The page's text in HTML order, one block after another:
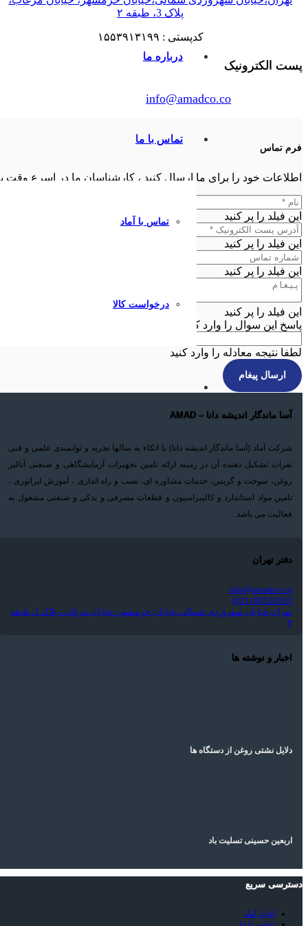
درباره ما
تماس با ما
تماس با آماد
درخواست کالا
پلاک 3، طبقه ۲
کدپستی : ۱۵۵۳۹۱۳۱۹۹
پست الکترونیک
info@amadco.co
فرم تماس
اطلاعات خود را برای ما ارسال کنید ، کارشناسان ما در اسرع
این فیلد را پر کنید
این فیلد را پر کنید
این فیلد را پر کنید
این فیلد را پر کنید
پاسخ این سوال را وارد کنید :
لطفا نتیجه معادله را وارد کنید
ارسال پیغام
آسا ماندگار اندیشه دانا – AMAD
شرکت آماد (آسا ماندگار اندیشه دانا) با اتکاء به سالها تجربه و توانمندی علمی و فنی
نفرات تشکیل دهنده آن در زمینه ارائه تامین تجهیزات آزمایشگاهی و صنعتی آنالیز
روغن، سوخت و گریس، خدمات مشاوره ای، نصب و راه اندازی ، آموزش اپراتوری ،
تامین مواد استاندارد و کالیبراسیون و قطعات مصرفی و یدکی و صنعتی مشغول به
فعالیت می باشد.
دفتر تهران
info@amadco.co
88528263 (021)
تهران،خیابان سهروردی شمالی،خیابان خرمشهر، خیابان مرغاب، پلاک 3، طبقه
۲
اخبار و نوشته ها
دلایل نشتی روغن از دستگاه ها
اربعین حسینی تسلیت باد
دسترسی سریع
اخبار آماد
تماس با ما